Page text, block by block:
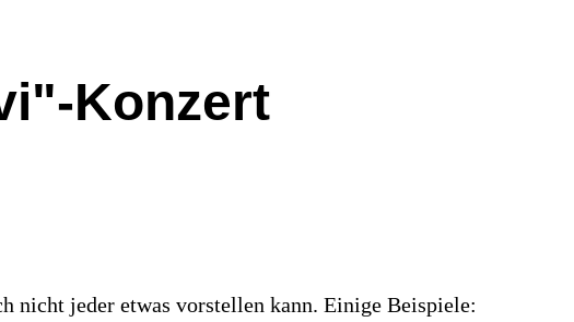
Konzert
nicht jeder etwas vorstellen kann. Einige Beispiele: